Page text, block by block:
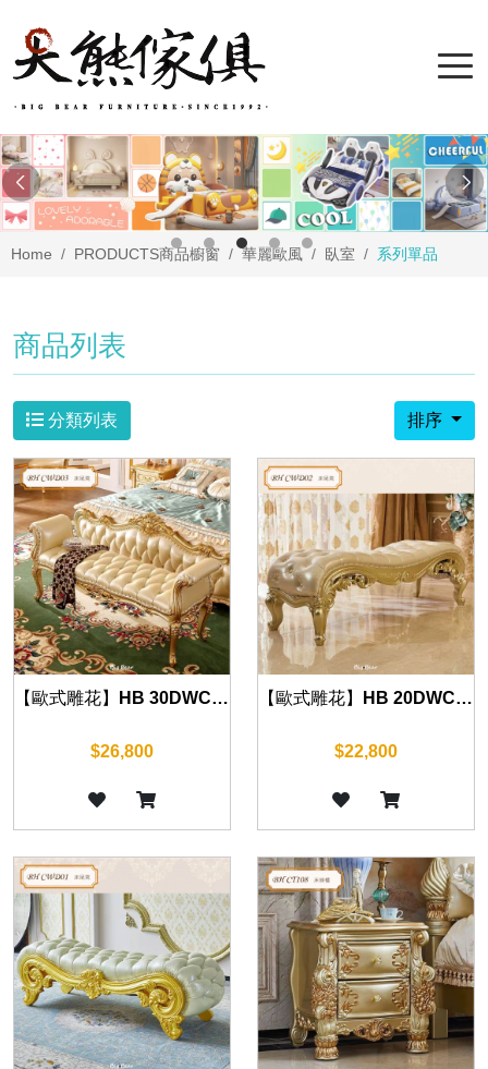
Home PRODUCTS商品櫥窗 華麗歐風 臥室 系列單品
商品列表
分類列表 排序
【歐式雕花】HB 30DWC 床尾凳 (華麗金)
$26,800
【歐式雕花】HB 20DWC 床尾凳 (華麗金)
$22,800